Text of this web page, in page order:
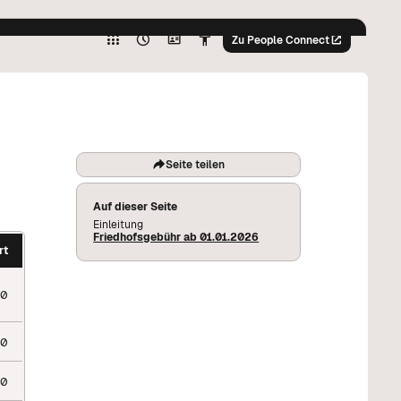
Hoher
Graustufen
Zu People Connect
Seite teilen
Auf dieser Seite
Einleitung
Friedhofsgebühr ab 01.01.2026